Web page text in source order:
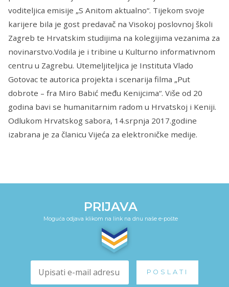
voditeljica emisije „S Anitom aktualno“. Tijekom svoje
karijere bila je gost predavač na Visokoj poslovnoj školi
Zagreb te Hrvatskim studijima na kolegijima vezanima za
novinarstvo.Vodila je i tribine u Kulturno informativnom
centru u Zagrebu. Utemeljiteljica je Instituta Vlado
Gotovac te autorica projekta i scenarija filma „Put
dobrote – fra Miro Babić među Kenijcima“. Više od 20
godina bavi se humanitarnim radom u Hrvatskoj i Keniji.
Odlukom Hrvatskog sabora, 14.srpnja 2017.godine
izabrana je za članicu Vijeća za elektroničke medije.
PRIJAVA
Moguća odjava klikom na link na dnu naše e-pošte